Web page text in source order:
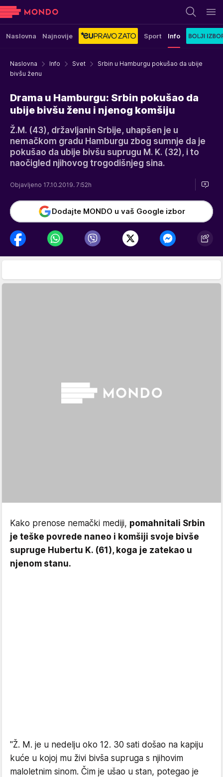
Naslovna Najnovije Sport Info
Naslovna Info Svet
Srbin u Hamburgu pokušao da ubije
bivšu ženu
Drama u Hamburgu: Srbin pokušao da
ubije bivšu ženu i njenog komšiju
Ž.M. (43), državljanin Srbije, uhapšen je u
nemačkom gradu Hamburgu zbog sumnje da je
pokušao da ubije bivšu suprugu M. K. (32), i to
naočigled njihovog trogodišnjeg sina.
Objavljeno 17.10.2019. 7:52h
Dodajte MONDO u vaš Google izbor
Kako prenose nemački mediji, pomahnitali Srbin
je teške povrede naneo i komšiji svoje bivše
supruge Hubertu K. (61), koga je zatekao u
njenom stanu.
"Ž. M. je u nedelju oko 12. 30 sati došao na kapiju
kuće u kojoj mu živi bivša supruga s njihovim
maloletnim sinom. Čim je ušao u stan, potegao je